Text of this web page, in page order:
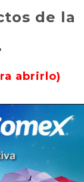
de la
abrirlo)